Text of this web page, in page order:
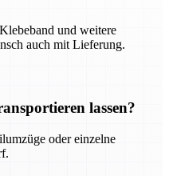
und weitere
auch mit Lieferung.
lassen?
oder einzelne